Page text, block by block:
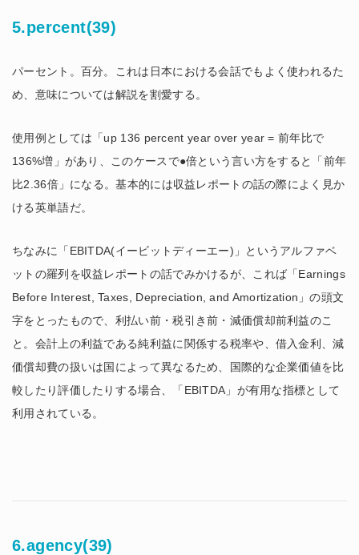
5.percent(39)
パーセント。百分。これは日本における会話でもよく使われるた
め、意味については解説を割愛する。
使用例としては「up 136 percent year over year = 前年比で
136%増」があり、このケースで●倍という言い方をすると「前年
比2.36倍」になる。基本的には収益レポートの話の際によく見か
ける英単語だ。
ちなみに「EBITDA(イービットディーエー)」というアルファベ
ットの羅列を収益レポートの話でみかけるが、これば「Earnings
Before Interest, Taxes, Depreciation, and Amortization」の頭文
字をとったもので、利払い前・税引き前・減価償却前利益のこ
と。会計上の利益である純利益に関係する税率や、借入金利、減
価償却費の扱いは国によって異なるため、国際的な企業価値を比
較したり評価したりする場合、「EBITDA」が有用な指標として
利用されている。
6.agency(39)